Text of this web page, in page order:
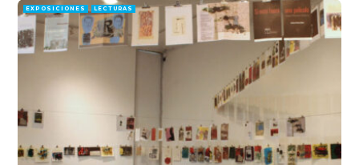
EXPOSICIONES LECTURAS